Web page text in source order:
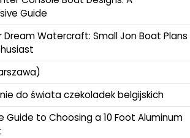
Guide
Dream Watercraft: Small Jon Boat Plans
do świata czekoladek belgijskich
Guide to Choosing a 10 Foot Aluminum